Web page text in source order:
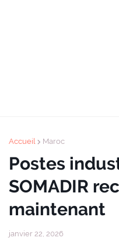
Accueil Maroc
Postes
SOMADIR
maintenant
janvier 22, 2026